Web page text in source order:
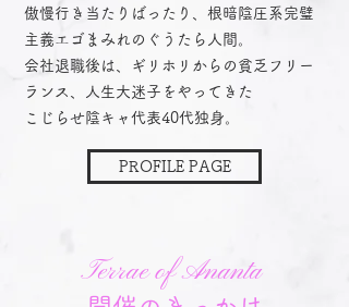
傲慢行き当たりばったり、根暗陰圧系完璧
主義エゴまみれのぐうたら人間。
会社退職後は、ギリホリからの貧乏フリー
ランス、人生大迷子をやってきた
こじらせ陰キャ代表40代独身。
PROFILE PAGE
​Terrae of Ananta